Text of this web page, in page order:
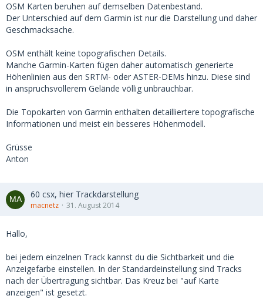
OSM Karten beruhen auf demselben Datenbestand.
Der Unterschied auf dem Garmin ist nur die Darstellung und daher
Geschmacksache.
OSM enthält keine topografischen Details.
Manche Garmin-Karten fügen daher automatisch generierte
Höhenlinien aus den SRTM- oder ASTER-DEMs hinzu. Diese sind
in anspruchsvollerem Gelände völlig unbrauchbar.
Die Topokarten von Garmin enthalten detailliertere topografische
Informationen und meist ein besseres Höhenmodell.
Grüsse
Anton
60 csx, hier Trackdarstellung
macnetz 31. August 2014
Hallo,
bei jedem einzelnen Track kannst du die Sichtbarkeit und die
Anzeigefarbe einstellen. In der Standardeinstellung sind Tracks
nach der Übertragung sichtbar. Das Kreuz bei "auf Karte
anzeigen" ist gesetzt.